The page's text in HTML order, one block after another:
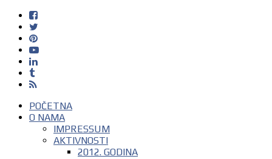
POČETNA
O NAMA
IMPRESSUM
AKTIVNOSTI
2012. GODINA